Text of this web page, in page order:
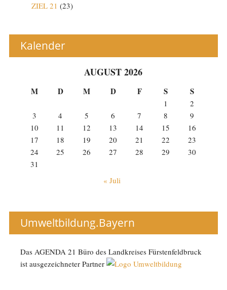
ZIEL 21 (23)
Kalender
AUGUST 2026
M D M D F S S
1
2
3
4 5 6 7 8
9
10
11 12 13 14 15
16
17
18 19 20 21 22
23
24
25 26 27 28 29
30
31
« Juli
Umweltbildung.Bayern
Das AGENDA 21 Büro des Landkreises Fürstenfeldbruck
ist ausgezeichneter Partner